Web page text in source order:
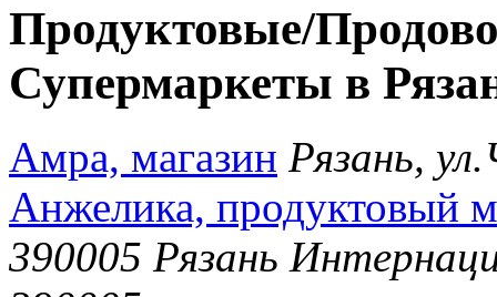
Продуктовые/
Супермаркеты в
Амра, магазин Рязань,
Анжелика, продуктовый
390005 Рязань